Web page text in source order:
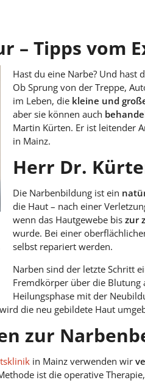
– Tipps vom
Hast du eine Narbe? Und hast
Ob Sprung von der Treppe,
im Leben, die kleine und
aber sie können auch
Martin Kürten. Er ist leitender
in Mainz.
Herr Dr.
Die Narbenbildung ist ein
die Haut – nach einer
wenn das Hautgewebe bis zur
wurde. Bei einer
selbst repariert werden.
Narben sind der letzte Schritt
Fremdkörper über die Blutung
Heilungsphase mit der
die neu gebildete Haut
zur
in Mainz verwenden wir
ist die operative